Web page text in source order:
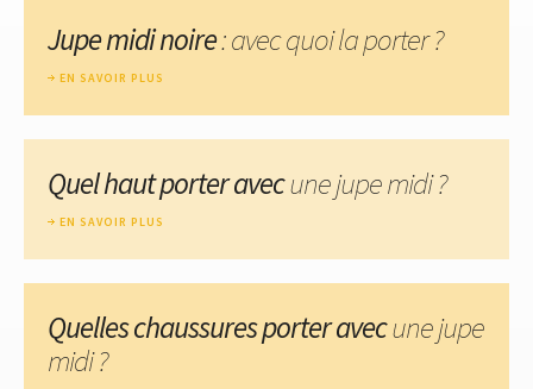
Jupe midi noire: avec quoi la porter ?
EN SAVOIR PLUS
Quel haut porter avecune jupe midi ?
EN SAVOIR PLUS
Quelles chaussures porter avecune jupe
midi ?